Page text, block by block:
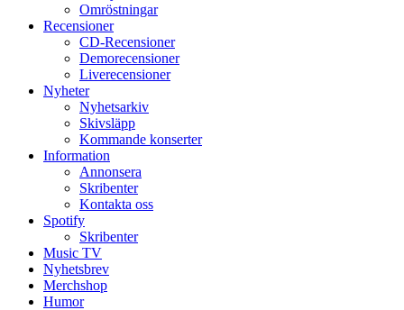
Omröstningar
Recensioner
CD-Recensioner
Demorecensioner
Liverecensioner
Nyheter
Nyhetsarkiv
Skivsläpp
Kommande konserter
Information
Annonsera
Skribenter
Kontakta oss
Spotify
Skribenter
Music TV
Nyhetsbrev
Merchshop
Humor